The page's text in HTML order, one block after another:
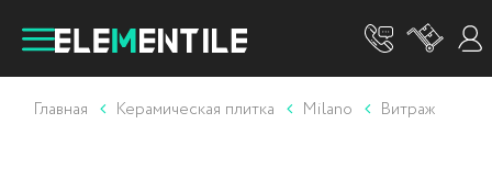
Главная Керамическая плитка Milano Витраж